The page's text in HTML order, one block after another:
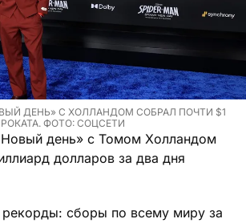
ДЕНЬ» С ХОЛЛАНДОМ СОБРАЛ ПОЧТИ $1
ФОТО: СОЦСЕТИ
Новый день» с Томом Холландом
долларов за два дня
сборы по всему миру за